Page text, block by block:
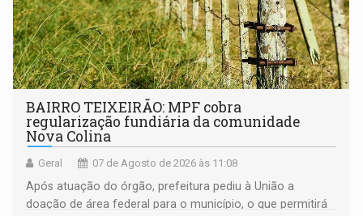
BAIRRO TEIXEIRÃO: MPF cobra
regularização fundiária da comunidade
Nova Colina
Geral 07 de Agosto de 2026 às 11:08
Após atuação do órgão, prefeitura pediu à União a
doação de área federal para o município, o que permitirá